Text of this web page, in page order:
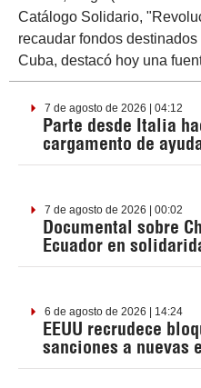
Catálogo Solidario,
recaudar fondos
Cuba, destacó hoy una
7 de agosto de 2026 | 04:12
Parte desde Italia
cargamento de
7 de agosto de 2026 | 00:02
Documental sobre
Ecuador en
6 de agosto de 2026 | 14:24
EEUU recrudece
sanciones a nuevas